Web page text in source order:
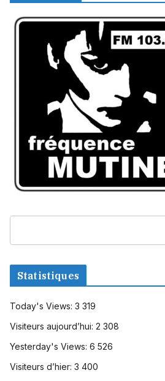
Statistiques
Today's Views: 3 319
Visiteurs aujourd’hui: 2 308
Yesterday's Views: 6 526
Visiteurs d’hier: 3 400